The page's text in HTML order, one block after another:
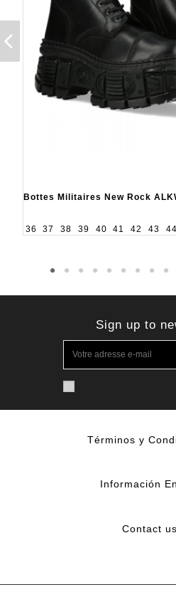
Bottes Militaires New Rock
36 37 38 39 40 41 42 43 44
Sign up to
Términos y
Información
Contact us